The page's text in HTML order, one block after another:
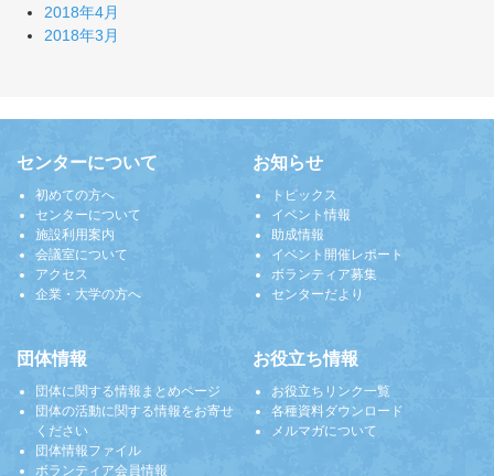
2018年4月
2018年3月
センターについて
初めての方へ
センターについて
施設利用案内
会議室について
アクセス
企業・大学の方へ
お知らせ
トピックス
イベント情報
助成情報
イベント開催レポート
ボランティア募集
センターだより
団体情報
団体に関する情報まとめページ
団体の活動に関する情報をお寄せ
ください
団体情報ファイル
ボランティア会員情報
お役立ち情報
お役立ちリンク一覧
各種資料ダウンロード
メルマガについて